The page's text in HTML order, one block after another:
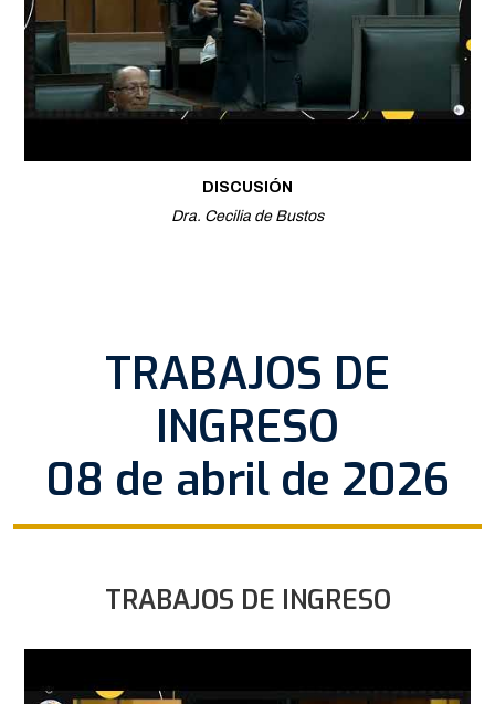
DISCUSIÓN
Dra. Cecilia de Bustos
TRABAJOS DE
INGRESO
08 de abril de 2026
TRABAJOS DE INGRESO